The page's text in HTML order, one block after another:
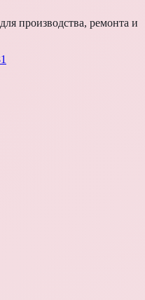
производства, ремонта и